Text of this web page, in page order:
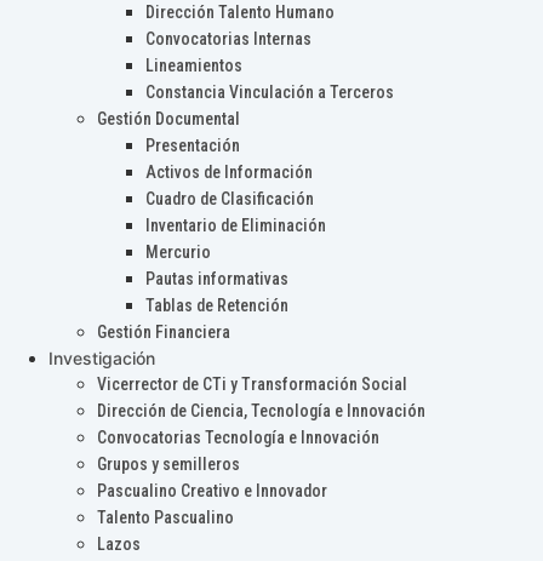
Dirección Talento Humano
Convocatorias Internas
Lineamientos
Constancia Vinculación a Terceros
Gestión Documental
Presentación
Activos de Información
Cuadro de Clasificación
Inventario de Eliminación
Mercurio
Pautas informativas
Tablas de Retención
Gestión Financiera
Investigación
Vicerrector de CTi y Transformación Social
Dirección de Ciencia, Tecnología e Innovación
Convocatorias Tecnología e Innovación
Grupos y semilleros
Pascualino Creativo e Innovador
Talento Pascualino
Lazos